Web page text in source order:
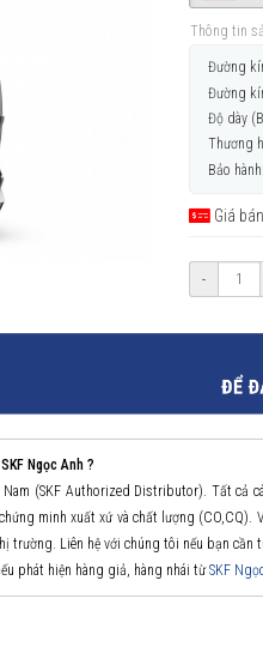
Thông tin
Đường
Đường
Độ dày
Thương
Bảo hành:
Giá
-
Ngọc Anh ?
(SKF Authorized Distributor). Tất cả
minh xuất xứ và chất lượng (CO,CQ).
trường. Liên hệ với chúng tôi nếu bạn cần
phát hiện hàng giả, hàng nhái từSKF